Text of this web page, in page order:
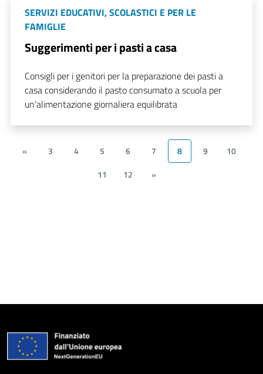
SERVIZI EDUCATIVI, SCOLASTICI E PER LE
FAMIGLIE
Suggerimenti per i pasti a casa
Consigli per i genitori per la preparazione dei pasti a
casa considerando il pasto consumato a scuola per
un'alimentazione giornaliera equilibrata
« 3 4 5 6 7 8 9
10
11
12 »